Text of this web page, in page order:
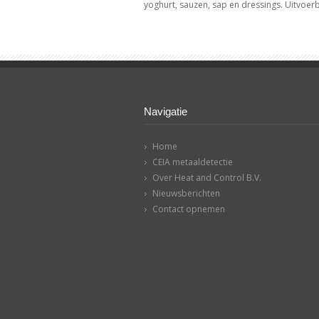
yoghurt, sauzen, sap en dressings.
Navigatie
Home
CEIA metaaldetectie
Over Heat and Control B.V.
Nieuwsberichten
Contact opnemen